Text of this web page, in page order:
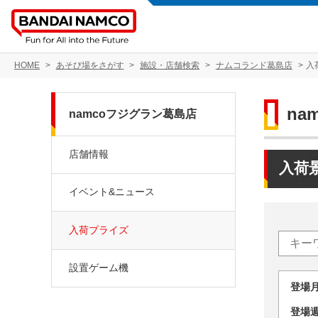
HOME あそび場をさがす 施設・店舗検索 ナムコランド葛島店 入
入荷
登
登
namcoフジグラン葛島店
店舗情報
イベント&ニュース
入荷プライズ
設置ゲーム機